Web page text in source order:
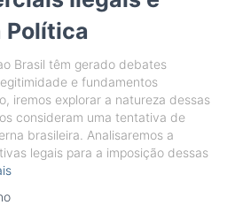
Brasil têm gerado debates
e fundamentos
iremos explorar a natureza dessas
consideram uma tentativa de
brasileira. Analisaremos a
legais para a imposição dessas